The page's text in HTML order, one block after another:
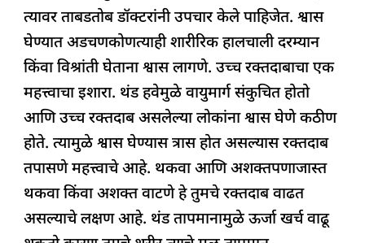
त्यावर ताबडतोब डॉक्टरांनी उपचार केले पाहिजेत. श्वास
घेण्यात अडचणकोणत्याही शारीरिक हालचाली दरम्यान
किंवा विश्रांती घेताना श्वास लागणे. उच्च रक्तदाबाचा एक
महत्त्वाचा इशारा. थंड हवेमुळे वायुमार्ग संकुचित होतो
आणि उच्च रक्तदाब असलेल्या लोकांना श्वास घेणे कठीण
होते. त्यामुळे श्वास घेण्यास त्रास होत असल्यास रक्तदाब
तपासणे महत्त्वाचे आहे. थकवा आणि अशक्तपणाजास्त
थकवा किंवा अशक्त वाटणे हे तुमचे रक्तदाब वाढत
असल्याचे लक्षण आहे. थंड तापमानामुळे ऊर्जा खर्च वाढू